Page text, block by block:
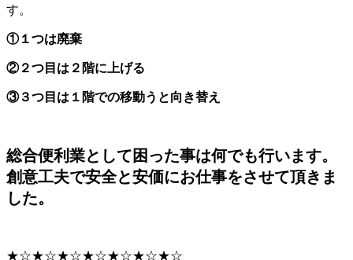
す。
①１つは廃棄
②２つ目は２階に上げる
③３つ目は１階での移動うと向き替え
総合便利業として困った事は何でも行います。
創意工夫で安全と安価にお仕事をさせて頂きま
した。
★☆★☆★☆★☆★☆★☆★☆